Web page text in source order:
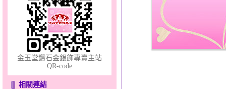
夢想幸福～男黃金戒指
金玉堂鑽石金銀飾專賣主站
QR-code
相關連結